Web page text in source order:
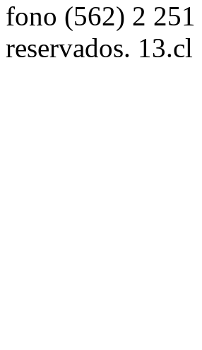
fono (562) 2
reservados. 13.cl